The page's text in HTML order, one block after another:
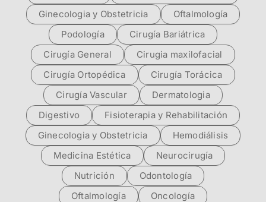
Ginecologia y Obstetricia
Oftalmología
Podología
Cirugía Bariátrica
Cirugía General
Cirugia maxilofacial
Cirugía Ortopédica
Cirugía Torácica
Cirugía Vascular
Dermatologia
Digestivo
Fisioterapia y Rehabilitación
Ginecologia y Obstetricia
Hemodiálisis
Medicina Estética
Neurocirugía
Nutrición
Odontología
Oftalmología
Oncología